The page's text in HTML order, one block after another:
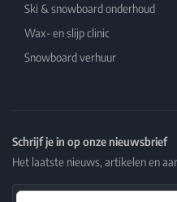
Ski & snowboard onderhoud
Wax- en slijp clinic
Snowboard verhuur
Schrijf je in op onze nieuwsbrief
Het laatste nieuws, artikelen en
Email Address